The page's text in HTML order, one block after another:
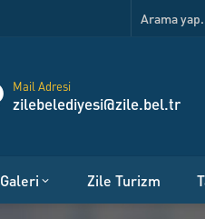
Mail Adresi
zilebelediyesi@zile.bel.tr
Galeri Zile Turizm